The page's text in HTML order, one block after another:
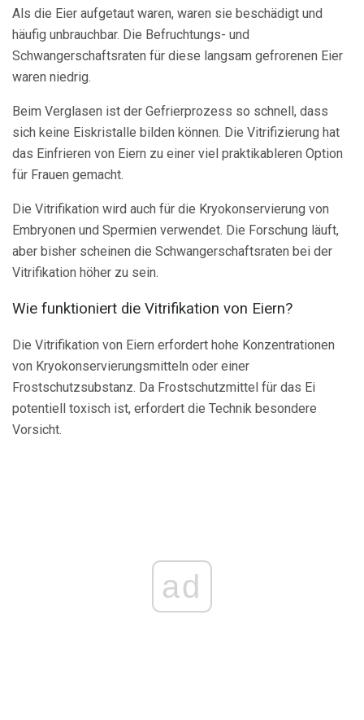
Als die Eier aufgetaut waren, waren sie beschädigt und
häufig unbrauchbar. Die Befruchtungs- und
Schwangerschaftsraten für diese langsam gefrorenen Eier
waren niedrig.
Beim Verglasen ist der Gefrierprozess so schnell, dass
sich keine Eiskristalle bilden können. Die Vitrifizierung hat
das Einfrieren von Eiern zu einer viel praktikableren Option
für Frauen gemacht.
Die Vitrifikation wird auch für die Kryokonservierung von
Embryonen und Spermien verwendet. Die Forschung läuft,
aber bisher scheinen die Schwangerschaftsraten bei der
Vitrifikation höher zu sein.
Wie funktioniert die Vitrifikation von Eiern?
Die Vitrifikation von Eiern erfordert hohe Konzentrationen
von Kryokonservierungsmitteln oder einer
Frostschutzsubstanz. Da Frostschutzmittel für das Ei
potentiell toxisch ist, erfordert die Technik besondere
Vorsicht.
ad